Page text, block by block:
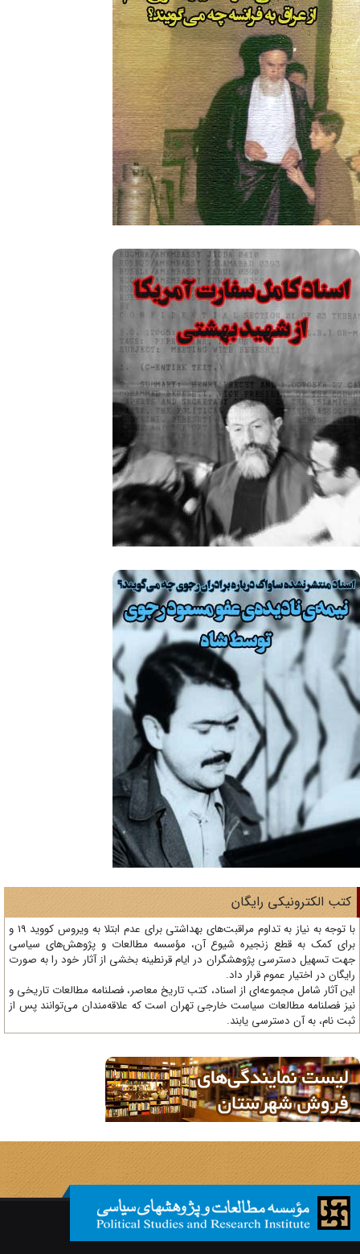
الکترونیکی رایگان
با توجه به نیاز به تداوم مراقبت‌های بهداشتی برای عدم ابتلا به ویروس کووید 19 و
کمک به قطع زنجیره شیوع آن، مؤسسه مطالعات و پژوهش‌های سیاسی
تسهیل دسترسی پژوهشگران در ایام قرنطینه بخشی از آثار خود را به صورت
در اختیار عموم قرار داد.
آثار شامل مجموعه‌ای از اسناد، کتب تاریخ معاصر، فصلنامه‌ مطالعات تاریخی و
فصلنامه مطالعات سیاست خارجی تهران است که علاقه‌مندان می‌توانند پس از
نام، به آن دسترسی یابند.